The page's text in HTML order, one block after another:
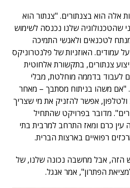
אלה הוא בצנתורים. "צנתור הוא
שהטכנולוגיה שלנו נכנסה לשימוש
לטכנאים ולאנשי התמיכה
עמודים. האוזניות של פלנטרוניקס
צנתורים, בתקשורת אלחוטית
לעבוד בדממה מוחלטת, מבלי
"אם משהו בניתוח מסתבך – מאחר
אפשר להזניק את מי שצריך
מדובר בפרויקט שהתחיל
עין כרם ומאז התרחב למרבית בתי
רפואיים בארצות הברית.
הזה, אבל מחשבה נכונה שלנו, של
הפתרון", אמר אנגל.